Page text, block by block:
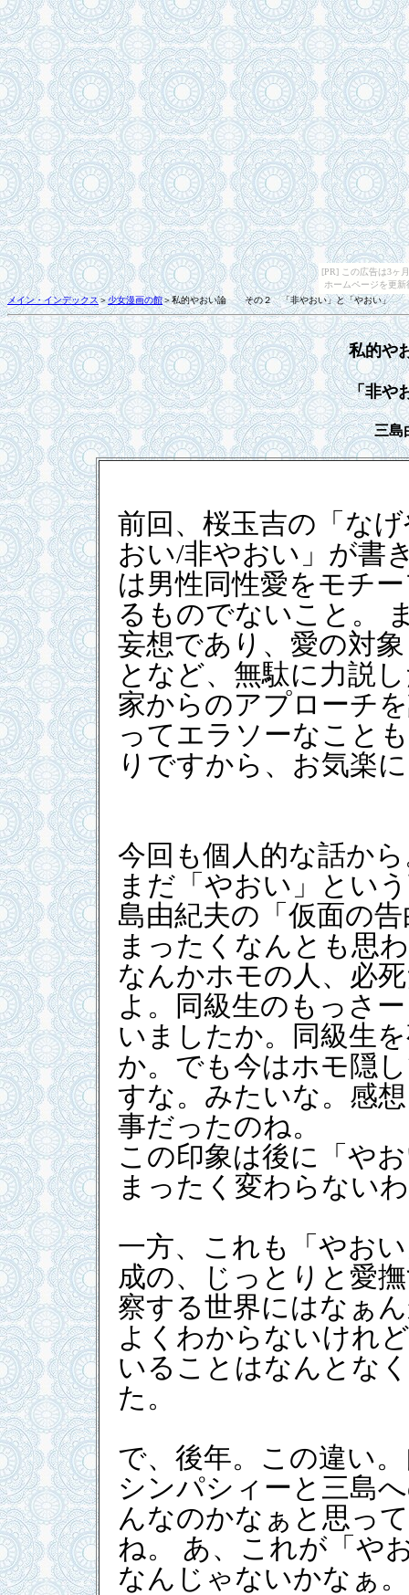
[PR] この広告は3ヶ
ホームページを更
メイン・インデックス＞少女漫画の館＞私的やおい論 その２ 「非やおい」と「やおい」
私的
「非や
三島
前回、桜玉吉の「な
おい/非やおい」が書
は男性同性愛をモチ
るものでないこと。
妄想であり、愛の対
となど、無駄に力説
家からのアプローチ
ってエラソーなこと
りですから、お気楽
今回も個人的な話か
まだ「やおい」とい
島由紀夫の「仮面の
まったくなんとも思
なんかホモの人、必
よ。同級生のもっさ
いましたか。同級生
か。でも今はホモ隠
すな。みたいな。感
事だったのね。
この印象は後に「や
まったく変わらない
一方、これも「やお
成の、じっとりと愛
察する世界にはなぁ
よくわからないけれ
いることはなんとな
た。
で、後年。この違い
シンパシィーと三島
んなのかなぁと思っ
ね。 あ、これが「や
なんじゃないかなぁ